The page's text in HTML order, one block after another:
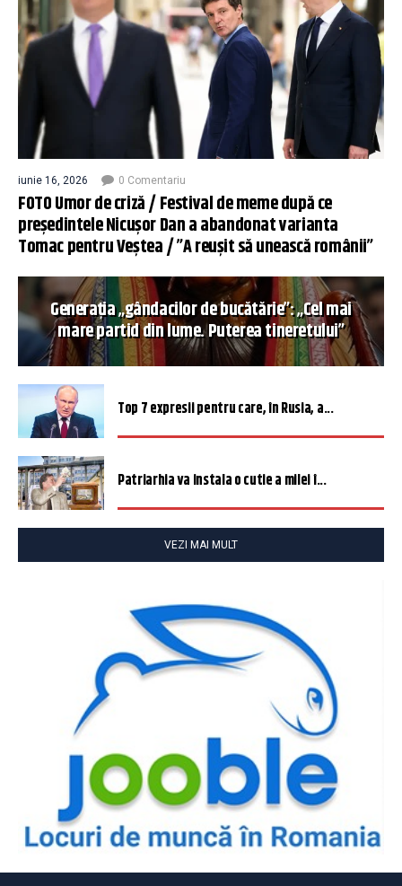
iunie 16, 2026 0 Comentariu
FOTO Umor de criză / Festival de meme după ce
președintele Nicușor Dan a abandonat varianta
Tomac pentru Veștea / ”A reușit să unească românii”
Generația „gândacilor de bucătărie”: „Cel mai
mare partid din lume. Puterea tineretului”
Top 7 expresii pentru care, în Rusia, a...
Patriarhia va instala o cutie a milei î...
VEZI MAI MULT